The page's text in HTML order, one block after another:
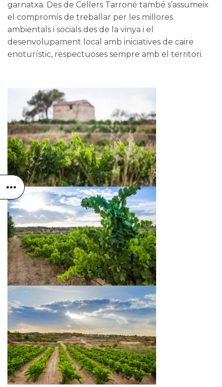
garnatxa. Des de Cellers Tarroné també s’assumeix
el compromís de treballar per les millores
ambientals i socials des de la vinya i el
desenvolupament local amb iniciatives de caire
enoturístic, respectuoses sempre amb el territori.